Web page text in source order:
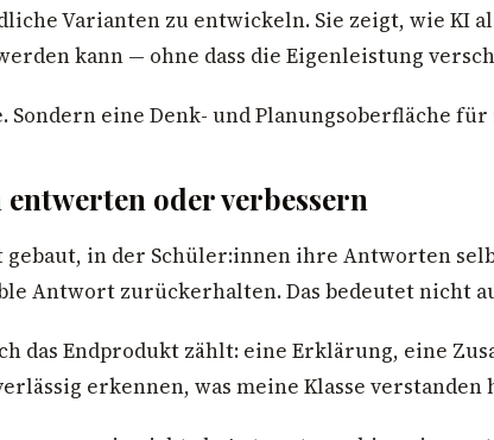
Varianten zu entwickeln. Sie zeigt, wie KI
kann — ohne dass die Eigenleistung
eine Denk- und Planungsoberfläche
oder verbessern
in der Schüler:innen ihre Antworten
Antwort zurückerhalten. Das bedeutet nicht
das Endprodukt zählt: eine Erklärung, eine
erkennen, was meine Klasse verstanden